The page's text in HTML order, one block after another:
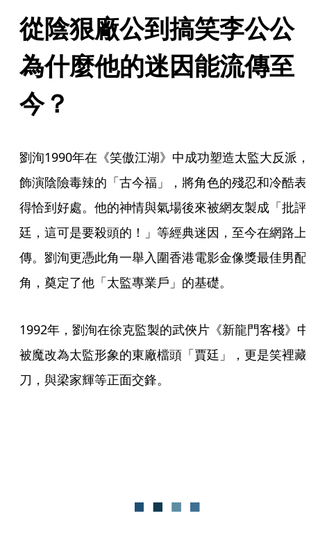
從陰狠廠公到搞笑李公
為什麼他的迷因能流傳至
今？
劉洵1990年在《笑傲江湖》中成功塑造太監大反派，
飾演陰險毒辣的「古今福」，將角色的殘忍和冷酷表
得恰到好處。他的神情與氣場後來被網友製成「批評
廷，這可是要殺頭的！」等經典迷因，至今在網路上
傳。劉洵更憑此角一舉入圍香港電影金像獎最佳男配
角，奠定了他「太監專業戶」的基礎。
1992年，劉洵在徐克監製的武俠片《新龍門客棧》中
被魔改為太監形象的東廠檔頭「賈廷」，更是笑裡藏
刀，與梁家輝等正面交鋒。